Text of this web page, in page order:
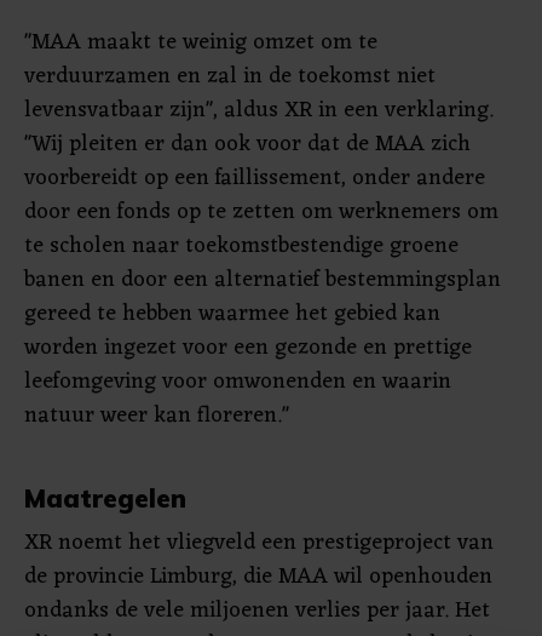
"MAA maakt te weinig omzet om te
verduurzamen en zal in de toekomst niet
levensvatbaar zijn", aldus XR in een verklaring.
"Wij pleiten er dan ook voor dat de MAA zich
voorbereidt op een faillissement, onder andere
door een fonds op te zetten om werknemers om
te scholen naar toekomstbestendige groene
banen en door een alternatief bestemmingsplan
gereed te hebben waarmee het gebied kan
worden ingezet voor een gezonde en prettige
leefomgeving voor omwonenden en waarin
natuur weer kan floreren."
Maatregelen
XR noemt het vliegveld een prestigeproject van
de provincie Limburg, die MAA wil openhouden
ondanks de vele miljoenen verlies per jaar. Het